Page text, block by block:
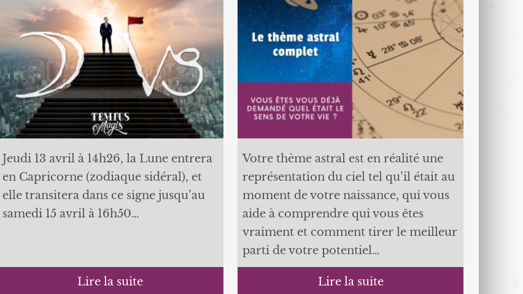
Jeudi 13 avril à 14h26, la Lune entrera
en Capricorne (zodiaque sidéral), et
elle transitera dans ce signe jusqu’au
samedi 15 avril à 16h50…
Lire la suite
Votre thème astral est en réalité une
représentation du ciel tel qu’il était au
moment de votre naissance, qui vous
aide à comprendre qui vous êtes
vraiment et comment tirer le meilleur
parti de votre potentiel…
Lire la suite